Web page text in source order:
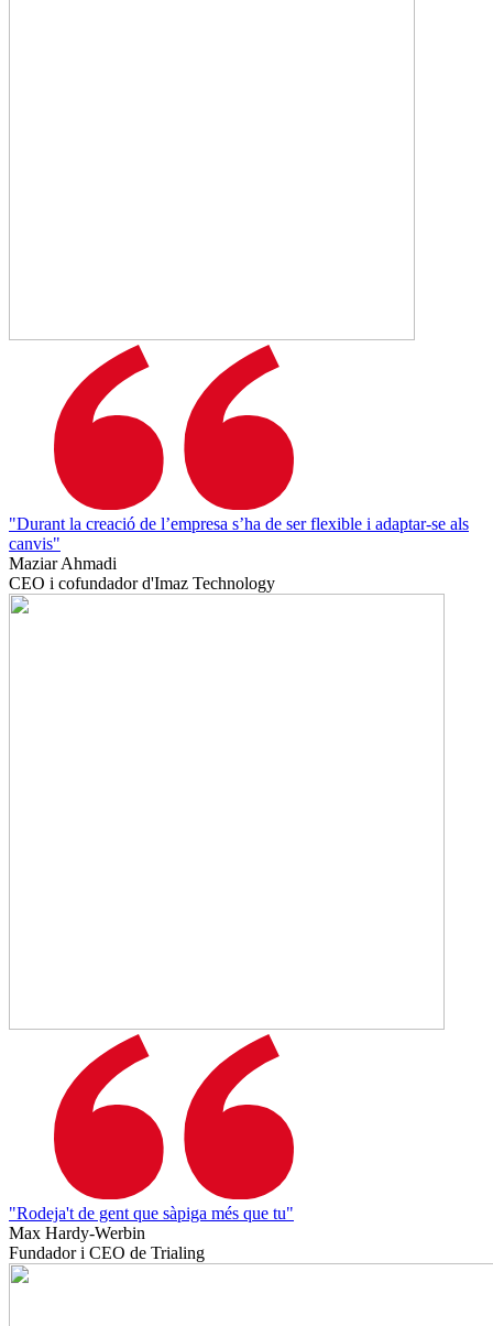
"Durant la creació de l’empresa s’ha de ser flexible i adaptar-se als
canvis"
Maziar Ahmadi
CEO i cofundador d'Imaz Technology
"Rodeja't de gent que sàpiga més que tu"
Max Hardy-Werbin
Fundador i CEO de Trialing